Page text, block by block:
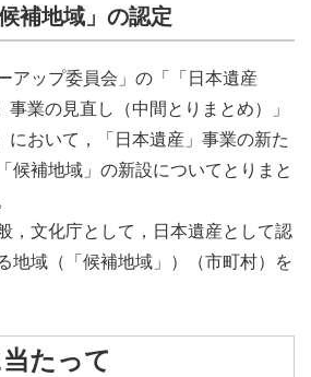
補地域」の認定
アップ委員会」の「「日本遺産
事業の見直し（中間とりまとめ）」
において，「日本遺産」事業の新た
候補地域」の新設についてとりまと
，文化庁として，日本遺産として認
地域（「候補地域」）（市町村）を
当たって